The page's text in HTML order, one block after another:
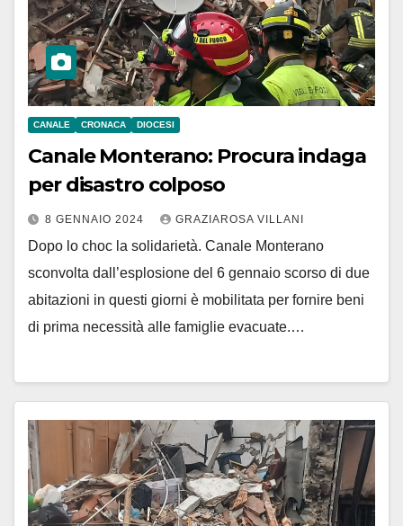
CANALE CRONACA DIOCESI
Canale Monterano: Procura indaga
per disastro colposo
8 GENNAIO 2024 GRAZIAROSA VILLANI
Dopo lo choc la solidarietà. Canale Monterano
sconvolta dall’esplosione del 6 gennaio scorso di due
abitazioni in questi giorni è mobilitata per fornire beni
di prima necessità alle famiglie evacuate.…